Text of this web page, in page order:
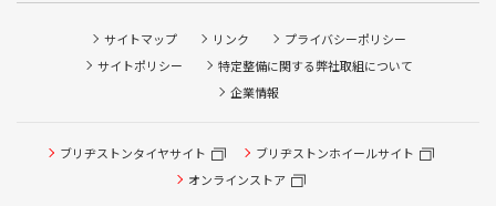
サイトマップ リンク
プライバシーポリシー
サイトポリシー
特定整備に関する弊社取組について
企業情報
ブリヂストンタイヤサイト
ブリヂストンホイールサイト
オンラインストア
タイヤ点検・安全点検/タイヤ履き替え/オイル交換/その他
ピット作業の予約